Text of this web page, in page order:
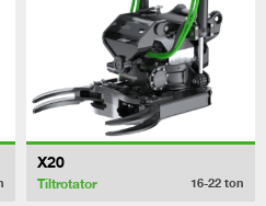
X20
Tiltrotator 16-22 ton